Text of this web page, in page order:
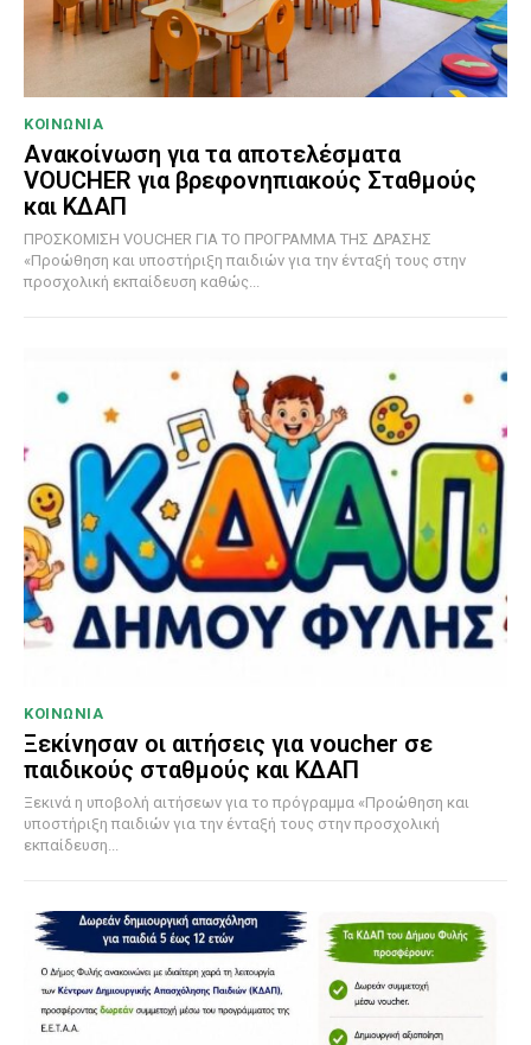
ΚΟΙΝΩΝΙΑ
Ανακοίνωση για τα αποτελέσματα
VOUCHER για βρεφονηπιακούς Σταθμούς
και ΚΔΑΠ
ΠΡΟΣΚΟΜΙΣΗ VOUCHER ΓΙΑ ΤΟ ΠΡΟΓΡΑΜΜΑ ΤΗΣ ΔΡΑΣΗΣ
«Προώθηση και υποστήριξη παιδιών για την ένταξή τους στην
προσχολική εκπαίδευση καθώς...
ΚΟΙΝΩΝΙΑ
Ξεκίνησαν οι αιτήσεις για voucher σε
παιδικούς σταθμούς και ΚΔΑΠ
Ξεκινά η υποβολή αιτήσεων για το πρόγραμμα «Προώθηση και
υποστήριξη παιδιών για την ένταξή τους στην προσχολική
εκπαίδευση...